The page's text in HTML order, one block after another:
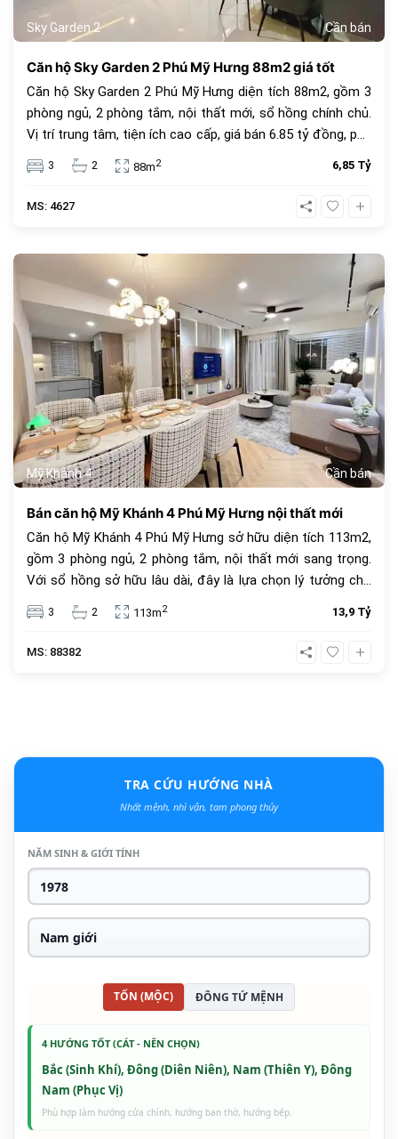
Sky Garden 2 Cần bán
Căn hộ Sky Garden 2 Phú Mỹ Hưng 88m2 giá tốt
Căn hộ Sky Garden 2 Phú Mỹ Hưng diện tích 88m2, gồm 3
phòng ngủ, 2 phòng tắm, nội thất mới, sổ hồng chính chủ.
Vị trí trung tâm, tiện ích cao cấp, giá bán 6.85 tỷ đồng, phù
hợp để ở hoặc đầu tư.
3 2 88m2 6,85 Tỷ
MS: 4627
Mỹ Khánh 4 Cần bán
Bán căn hộ Mỹ Khánh 4 Phú Mỹ Hưng nội thất mới
Căn hộ Mỹ Khánh 4 Phú Mỹ Hưng sở hữu diện tích 113m2,
gồm 3 phòng ngủ, 2 phòng tắm, nội thất mới sang trọng.
Với sổ hồng sở hữu lâu dài, đây là lựa chọn lý tưởng cho
an cư và đầu tư. Giá bán 13.9 tỷ đồng, vị trí trung tâm, tiện
ích đầy đủ.
3 2 113m2 13,9 Tỷ
MS: 88382
TRA CỨU HƯỚNG NHÀ
Nhất mệnh, nhì vận, tam phong thủy
NĂM SINH & GIỚI TÍNH
TỐN (MỘC) ĐÔNG TỨ MỆNH
4 HƯỚNG TỐT (CÁT - NÊN CHỌN)
Bắc (Sinh Khí), Đông (Diên Niên), Nam (Thiên Y), Đông
Nam (Phục Vị)
Phù hợp làm hướng cửa chính, hướng ban thờ, hướng bếp.